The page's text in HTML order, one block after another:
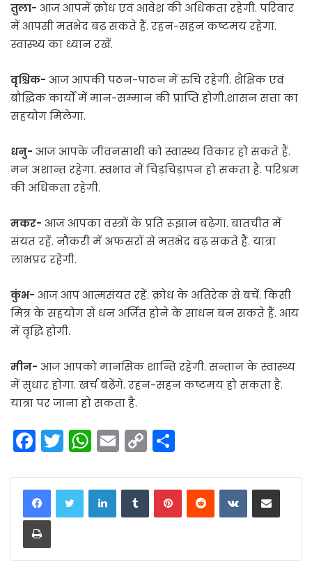
तुला- आज आपमें क्रोध एवं आवेश की अधिकता रहेगी. परिवार
में आपसी मतभेद बढ़ सकते हैं. रहन-सहन कष्टमय रहेगा.
स्वास्थ्य का ध्यान रखें.
वृश्चिक- आज आपकी पठन-पाठन में रुचि रहेगी. शैक्षिक एवं
बौद्धिक कार्यों में मान-सम्मान की प्राप्ति होगी.शासन सत्ता का
सहयोग मिलेगा.
धनु- आज आपके जीवनसाथी को स्वास्थ्य विकार हो सकते हैं.
मन अशान्त रहेगा. स्वभाव में चिड़चिड़ापन हो सकता है. परिश्रम
की अधिकता रहेगी.
मकर- आज आपका वस्त्रों के प्रति रूझान बढ़ेगा. बातचीत में
संयत रहें. नौकरी में अफसरों से मतभेद बढ़ सकते हैं. यात्रा
लाभप्रद रहेगी.
कुंभ- आज आप आत्मसंयत रहें. क्रोध के अतिरेक से बचें. किसी
मित्र के सहयोग से धन अर्जित होने के साधन बन सकते हैं. आय
में वृद्धि होगी.
मीन- आज आपको मानसिक शान्ति रहेगी. सन्तान के स्वास्थ्य
में सुधार होगा. खर्च बढ़ेंगे. रहन-सहन कष्टमय हो सकता है.
यात्रा पर जाना हो सकता है.
F
c
e
b
o
T
itt
er
W
a
ts
p
E
ai
l
C
p
y
n
ar
e
LinkedInTumblrPinterestReddit VKontakteShare via Email
Print